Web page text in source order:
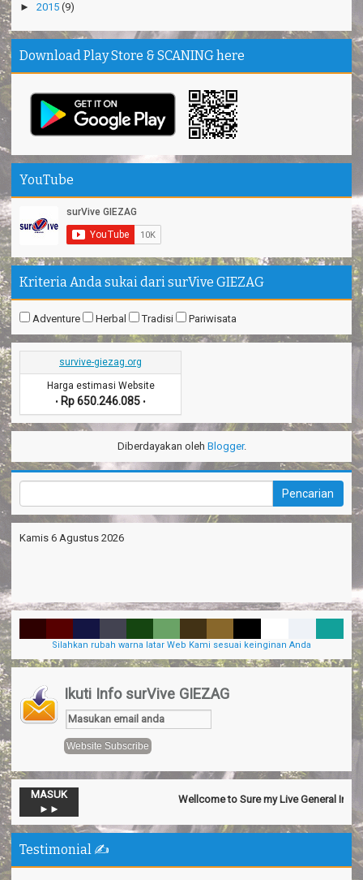
► 2015 (9)
Download Play Store & SCANING here
YouTube
Kriteria Anda sukai dari surVive GIEZAG
Adventure Herbal Tradisi Pariwisata
survive-giezag.org
Harga estimasi Website
• Rp 650.246.085 •
Diberdayakan oleh Blogger.
Kamis 6 Agustus 2026
Silahkan rubah warna latar Web Kami sesuai keinginan Anda
Ikuti Info surVive GIEZAG
MASUK
►►
Wellcome to Sure my Live General
Testimonial ✍️
-->Nov 13Official SurVive GIEZAG
biasa”
-->Sep 18 MUMUH MUHTAR BAYOEKomentar Di artikel
Keremes Oleh Oleh Khas Kabupaten
tetapi elegan”